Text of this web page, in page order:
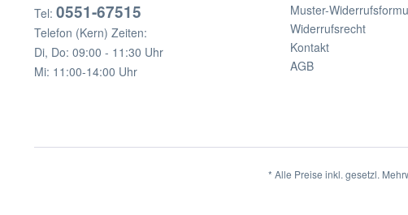
Tel: 0551-67515
Telefon (Kern) Zeiten:
Di, Do: 09:00 - 11:30 Uhr
Mi: 11:00-14:00 Uhr
Muster-
Widerrufsrecht
Kontakt
AGB
* Alle Preise inkl. gesetzl.